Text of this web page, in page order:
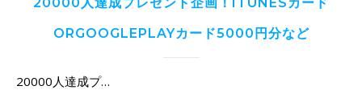
ORGOOGLEPLAYカード5000円分など
20000人達成プ…